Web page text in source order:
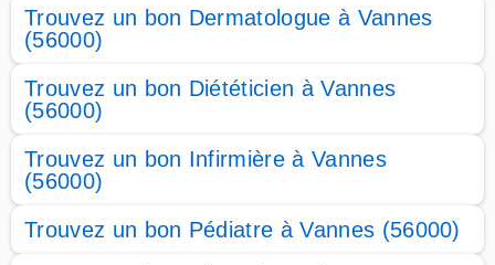
Trouvez un bon Dermatologue à Vannes
(56000)
Trouvez un bon Diététicien à Vannes
(56000)
Trouvez un bon Infirmière à Vannes
(56000)
Trouvez un bon Pédiatre à Vannes (56000)